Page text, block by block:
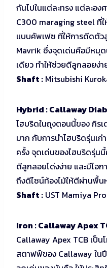
กันไปในแต่ละทรง แต่ละอง
C300 maraging steel ที่ใ
แบบคัพเฟซ ที่ให้การดีดตัว
Mavrik ซึ่งจุดเด่นคือมีหมุ
เดียว ทำให้ช่วยตีลูกลอยง่
Shaft : Mitsubishi
Hybrid : Callaway
ไฮบริดในถุงตอนนี้ของ กิร
มาก กับการนำไฮบริดรุ่นเ
ครั้ง จุดเด่นของไฮบริดรุ่น
ตีลูกลอยโด่งง่าย และมีโอ
ถึงดีไซน์ท้องไม้ให้ตีผ่านพื้
Shaft : UST Mamiya
Iron : Callaway Apex
Callaway Apex TCB เป็
สตาฟฟ์ของ Callaway ใน